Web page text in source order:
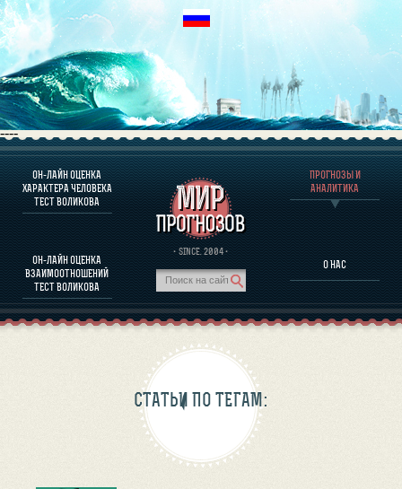
----
ОН-ЛАЙН ОЦЕНКА
ХАРАКТЕРА ЧЕЛОВЕКА
ТЕСТ ВОЛИКОВА
ОН-ЛАЙН ОЦЕНКА
ВЗАИМООТНОШЕНИЙ
ТЕСТ ВОЛИКОВА
· SINCE. 2004 ·
ПРОГНОЗЫ И
АНАЛИТИКА
О НАС
О ПРОГРАММЕ
ОЦЕНКА ХАРАКТЕРA ЧЕЛОВЕКА
ОЦЕНКА ХАРАКТЕРА ВЫДАЮЩИХСЯ ЛИЧНОСТЕЙ
О ПРОГРАММЕ
ПРОГНОЗЫ И АНАЛИТИКА
СТАТЬИ ПО ТЕГАМ: